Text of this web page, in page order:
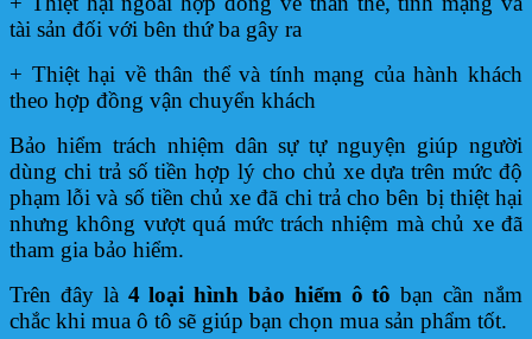
tài sản đối với bên thứ ba gây ra
+ Thiệt hại về thân thể và tính mạng của hành khách
theo hợp đồng vận chuyển khách
Bảo hiểm trách nhiệm dân sự tự nguyện giúp người
dùng chi trả số tiền hợp lý cho chủ xe dựa trên mức độ
phạm lỗi và số tiền chủ xe đã chi trả cho bên bị thiệt hại
nhưng không vượt quá mức trách nhiệm mà chủ xe đã
tham gia bảo hiểm.
Trên đây là 4 loại hình bảo hiểm ô tô bạn cần nắm
chắc khi mua ô tô sẽ giúp bạn chọn mua sản phẩm tốt.